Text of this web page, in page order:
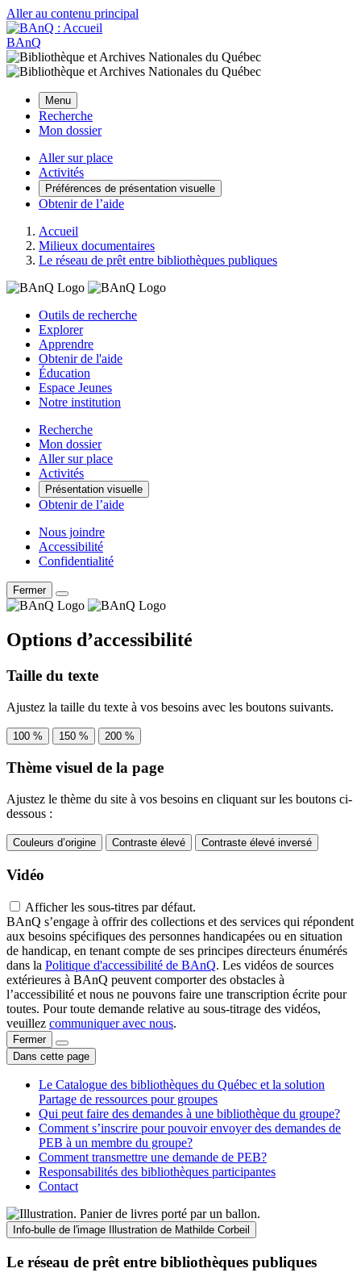
Aller au contenu principal
BAnQ
Menu
Recherche
Mon dossier
Aller sur place
Activités
Préférences de présentation visuelle
Obtenir de l’aide
Accueil
Milieux documentaires
Le réseau de prêt entre bibliothèques publiques
Outils de recherche
Explorer
Apprendre
Obtenir de l'aide
Éducation
Espace Jeunes
Notre institution
Recherche
Mon dossier
Aller sur place
Activités
Présentation visuelle
Obtenir de l’aide
Nous joindre
Accessibilité
Confidentialité
Fermer
Options d’accessibilité
Taille du texte
Ajustez la taille du texte à vos besoins avec les boutons suivants.
100 % 150 % 200 %
Thème visuel de la page
Ajustez le thème du site à vos besoins en cliquant sur les boutons ci-
dessous :
Couleurs d’origine Contraste élevé Contraste élevé inversé
Vidéo
Afficher les sous-titres par défaut.
BAnQ s’engage à offrir des collections et des services qui répondent
aux besoins spécifiques des personnes handicapées ou en situation
de handicap, en tenant compte de ses principes directeurs énumérés
dans la Politique d'accessibilité de BAnQ. Les vidéos de sources
extérieures à BAnQ peuvent comporter des obstacles à
l’accessibilité et nous ne pouvons faire une transcription écrite pour
toutes. Pour toute demande relative au sous-titrage des vidéos,
veuillez communiquer avec nous.
Fermer
Dans cette page
Le Catalogue des bibliothèques du Québec et la solution
Partage de ressources pour groupes
Qui peut faire des demandes à une bibliothèque du groupe?
Comment s’inscrire pour pouvoir envoyer des demandes de
PEB à un membre du groupe?
Comment transmettre une demande de PEB?
Responsabilités des bibliothèques participantes
Contact
Info-bulle de l'image Illustration de Mathilde Corbeil
Le réseau de prêt entre bibliothèques publiques